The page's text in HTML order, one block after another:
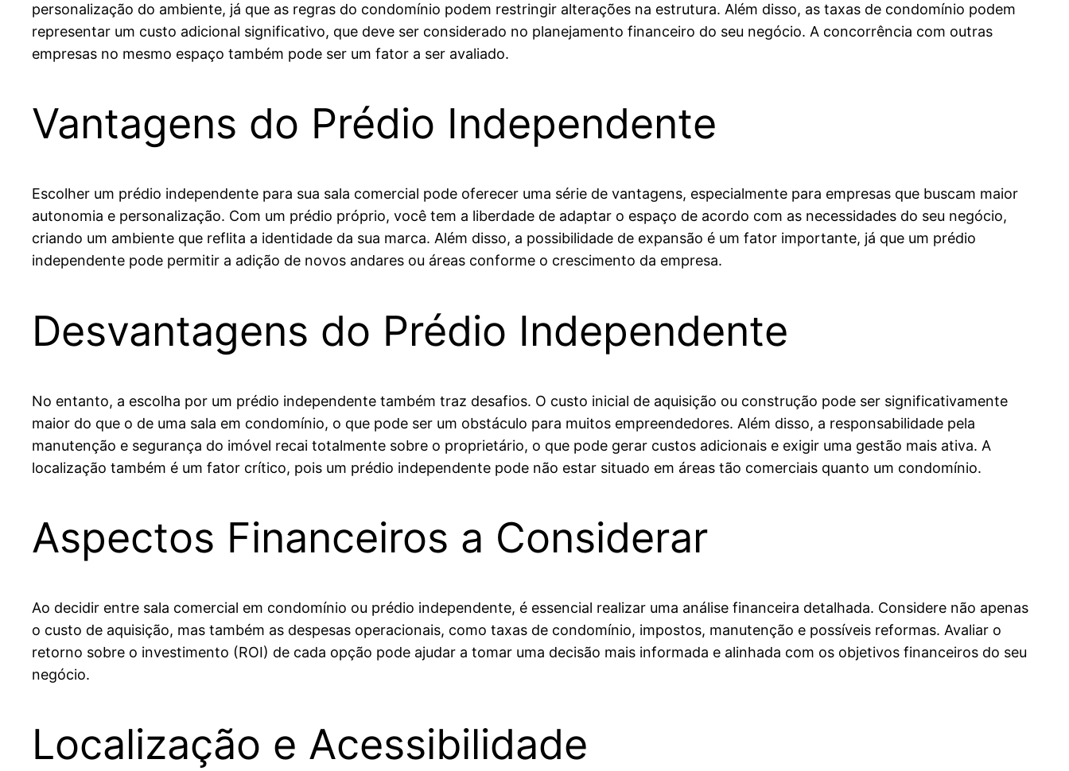
personalização do ambiente, já que as regras do condomínio podem restringir alterações na estrutura. Além disso, as taxas de condomínio podem
representar um custo adicional significativo, que deve ser considerado no planejamento financeiro do seu negócio. A concorrência com outras
empresas no mesmo espaço também pode ser um fator a ser avaliado.
Vantagens do Prédio Independente
Escolher um prédio independente para sua sala comercial pode oferecer uma série de vantagens, especialmente para empresas que buscam maior
autonomia e personalização. Com um prédio próprio, você tem a liberdade de adaptar o espaço de acordo com as necessidades do seu negócio,
criando um ambiente que reflita a identidade da sua marca. Além disso, a possibilidade de expansão é um fator importante, já que um prédio
independente pode permitir a adição de novos andares ou áreas conforme o crescimento da empresa.
Desvantagens do Prédio Independente
No entanto, a escolha por um prédio independente também traz desafios. O custo inicial de aquisição ou construção pode ser significativamente
maior do que o de uma sala em condomínio, o que pode ser um obstáculo para muitos empreendedores. Além disso, a responsabilidade pela
manutenção e segurança do imóvel recai totalmente sobre o proprietário, o que pode gerar custos adicionais e exigir uma gestão mais ativa. A
localização também é um fator crítico, pois um prédio independente pode não estar situado em áreas tão comerciais quanto um condomínio.
Aspectos Financeiros a Considerar
Ao decidir entre sala comercial em condomínio ou prédio independente, é essencial realizar uma análise financeira detalhada. Considere não apenas
o custo de aquisição, mas também as despesas operacionais, como taxas de condomínio, impostos, manutenção e possíveis reformas. Avaliar o
retorno sobre o investimento (ROI) de cada opção pode ajudar a tomar uma decisão mais informada e alinhada com os objetivos financeiros do seu
negócio.
Localização e Acessibilidade